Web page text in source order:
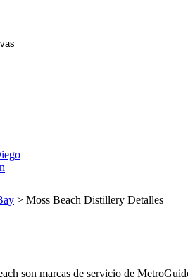
> Moss Beach Distillery Detalles
son marcas de servicio de